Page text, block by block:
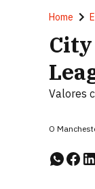
Home
Valores
O